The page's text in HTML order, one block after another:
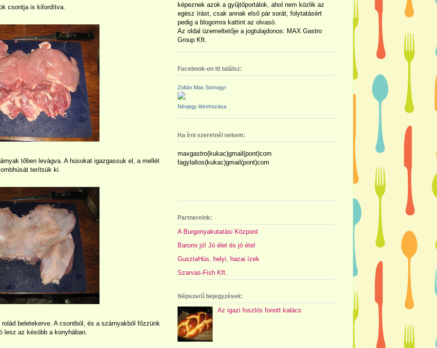
csontja is kifordítva.
tőben levágva. A húsokat igazgassuk el, a mellét
terítsük ki.
beletekerve. A csontból, és a szárnyakból főzzünk
lesz az késöbb a konyhában.
képeznek azok a gyűjtőportálok, ahol nem közlik az
egész írást, csak annak első pár sorát, folytatásért
pedig a blogomra kattint az olvasó.
Az oldal üzemeltetője a jogtulajdonos: MAX Gastro
Group Kft.
Facebook-on itt találsz:
Zoltán Max Somogyi
Névjegy létrehozása
Ha írni szeretnél nekem:
maxgastro(kukac)gmail(pont)com
fagylaltos(kukac)gmail(pont)com
Partnereink:
A Burgonyakutatási Központ
Baromi jó! Jó élet és jó étel
GusztaHús, helyi, hazai ízek
Szarvas-Fish Kft.
Népszerű bejegyzések:
Az igazi foszlós fonott kalács